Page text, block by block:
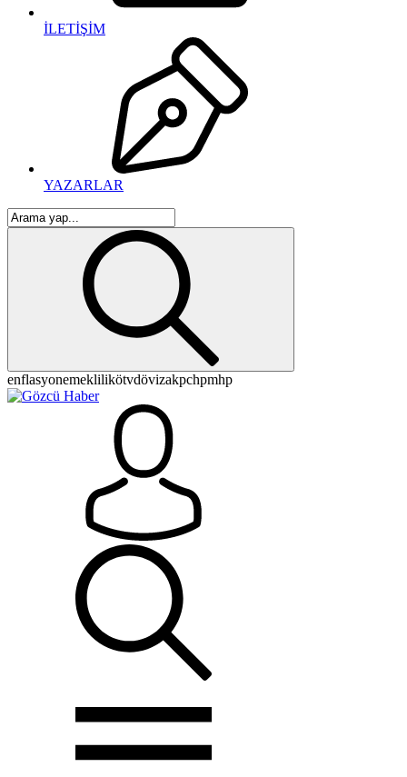
İLETİŞİM
YAZARLAR
enflasyonemeklilikötvdövizakpchpmhp